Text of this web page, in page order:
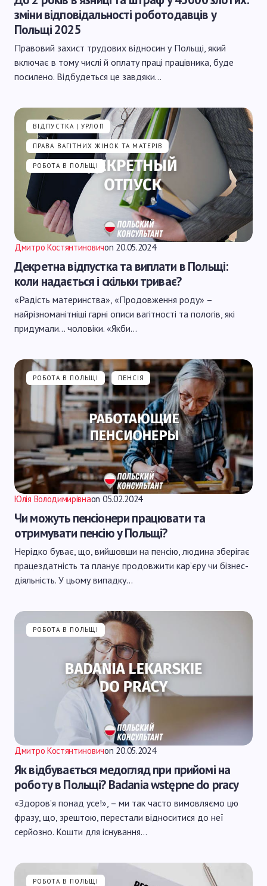
зміни відповідальності роботодавців у
Польщі 2025
Правовий захист трудових відносин у Польщі, який
включає в тому числі й оплату праці працівника, буде
посилено. Відбудеться це завдяки…
ВІДПУСТКА | УРЛОП
ПРАВА ВАГІТНИХ ЖІНОК ТА МАТЕРІВ
РОБОТА В ПОЛЬЩІ
Дмитро Костянтиновичon 20.05.2024
Декретна відпустка та виплати в Польщі:
коли надається і скільки триває?
«Радість материнства», «Продовження роду» –
найрізноманітніші гарні описи вагітності та пологів, які
придумали… чоловіки. «Якби…
РОБОТА В ПОЛЬЩІ ПЕНСІЯ
Юлія Володимирівнаon 05.02.2024
Чи можуть пенсіонери працювати та
отримувати пенсію у Польщі?
Нерідко буває, що, вийшовши на пенсію, людина зберігає
працездатність та планує продовжити кар’єру чи бізнес-
діяльність. У цьому випадку…
РОБОТА В ПОЛЬЩІ
Дмитро Костянтиновичon 20.05.2024
Як відбувається медогляд при прийомі на
роботу в Польщі? Badania wstępne do pracy
«Здоров’я понад усе!», – ми так часто вимовляємо цю
фразу, що, зрештою, перестали відноситися до неї
серйозно. Кошти для існування…
РОБОТА В ПОЛЬЩІ